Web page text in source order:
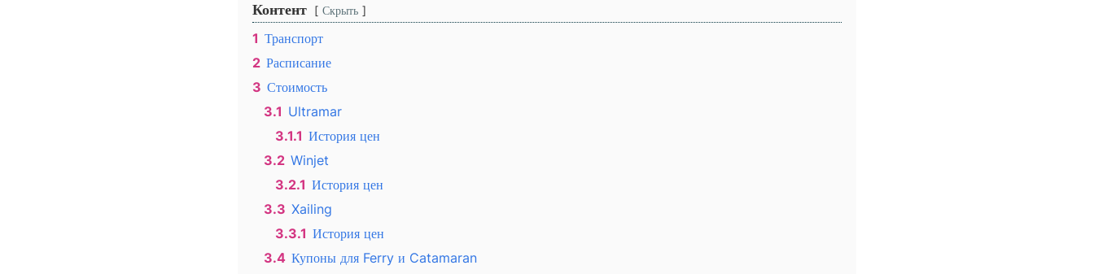
Контент Скрыть
1 Транспорт
2 Расписание
3 Стоимость
3.1 Ultramar
3.1.1 История цен
3.2 Winjet
3.2.1 История цен
3.3 Xailing
3.3.1 История цен
3.4 Купоны для Ferry и Catamaran